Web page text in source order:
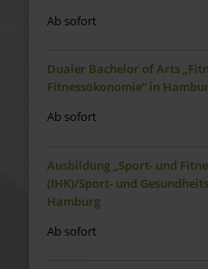
Ab sofort
Dualer Bachelor of Arts
Fitnessökonomie“ in
Ab sofort
Ausbildung „Sport- und
(IHK)/Sport- und
Hamburg
Ab sofort